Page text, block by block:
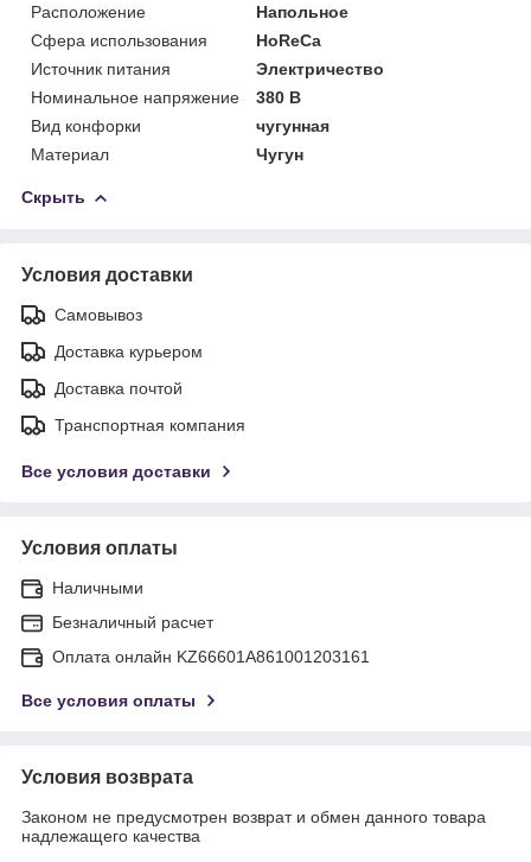
Расположение
Напольное
Сфера использования
HoReCa
Источник питания
Электричество
Номинальное напряжение
380 В
Вид конфорки
чугунная
Материал
Чугун
Скрыть
Условия доставки
Самовывоз
Доставка курьером
Доставка почтой
Транспортная компания
Все условия доставки
Условия оплаты
Наличными
Безналичный расчет
Оплата онлайн KZ66601A861001203161
Все условия оплаты
Условия возврата
Законом не предусмотрен возврат и обмен данного товара
надлежащего качества